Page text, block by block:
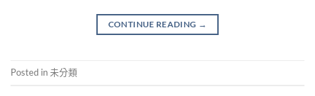
CONTINUE READING →
Posted in 未分類